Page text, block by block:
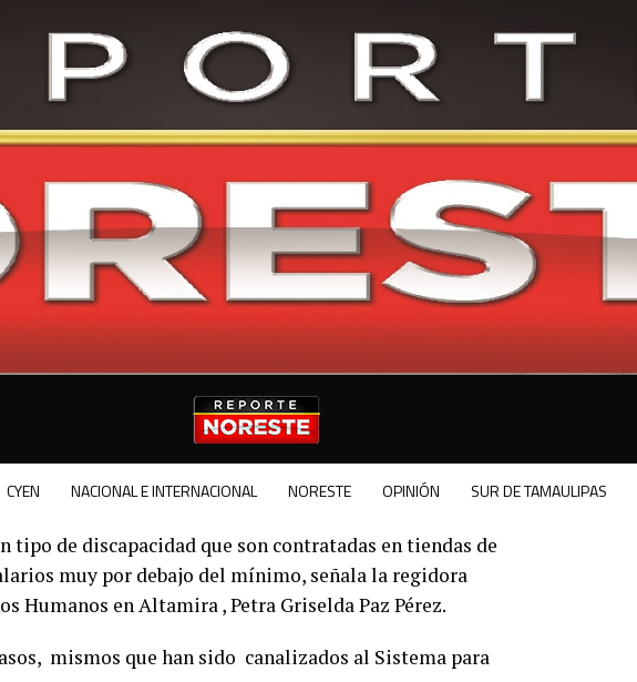
CYEN NACIONAL E INTERNACIONAL NORESTE OPINIÓN SUR DE TAMAULIPAS
tipo de discapacidad que son contratadas en tiendas de
muy por debajo del mínimo, señala la regidora
Humanos en Altamira , Petra Griselda Paz Pérez.
mismos que han sido canalizados al Sistema para